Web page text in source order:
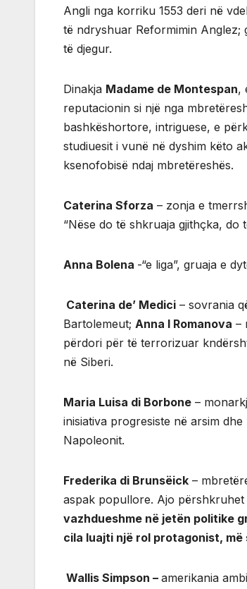
Angli nga korriku 1553 deri në
të ndryshuar Reformimin Anglez;
të djegur.
Dinakja Madame de Montespan,
reputacionin si një nga
bashkëshortore, intriguese, e
studiuesit i vunë në dyshim këto
ksenofobisë ndaj mbretëreshës.
Caterina Sforza – zonja e
“Nëse do të shkruaja gjithçka, do
Anna Bolena -“e liga”, gruaja e
Caterina de’ Medici – sovrania
Bartolemeut; Anna I Romanova –
përdori për të terrorizuar
në Siberi.
Maria Luisa di Borbone –
inisiativa progresiste në arsim
Napoleonit.
Frederika di Brunsëick –
aspak popullore. Ajo përshkruhet
vazhdueshme në jetën politike
cila luajti një rol protagonist,
Wallis Simpson – amerikania